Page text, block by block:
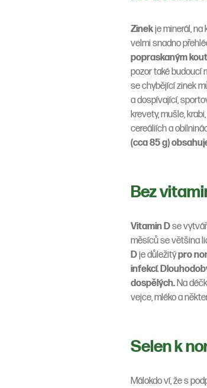
Zinekje minerál,
velmi snadno
popraskaným
pozor také budoucí
se chybějící zinek
a dospívající,
krevety, mušle,
cereáliích a
(cca 85 g)
Bez
Vitamin Dse
měsíců se většina
Dje důležitýpro
infekcí.
dospělých.Na
vejce, mléko a
Selen k
Málokdo ví, že s